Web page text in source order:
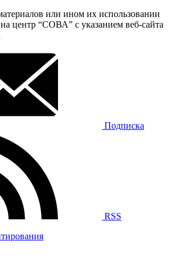
или ином их использовании
центр “СОВА” с указанием веб-сайта
Подписка
RSS